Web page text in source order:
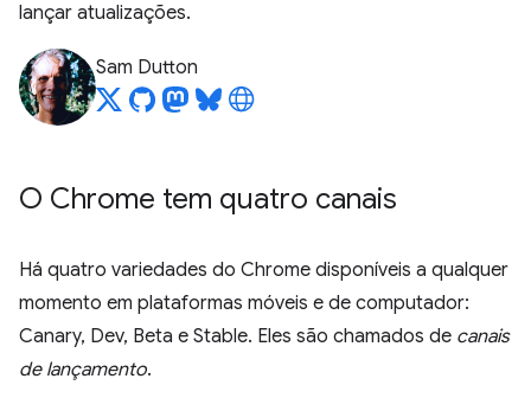
lançar atualizações.
Sam Dutton
O Chrome tem quatro canais
Há quatro variedades do Chrome disponíveis a qualquer
momento em plataformas móveis e de computador:
Canary, Dev, Beta e Stable. Eles são chamados de canais
de lançamento.